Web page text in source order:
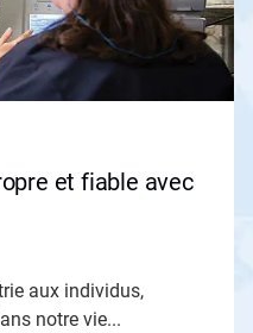
et fiable avec
aux individus,
notre vie...